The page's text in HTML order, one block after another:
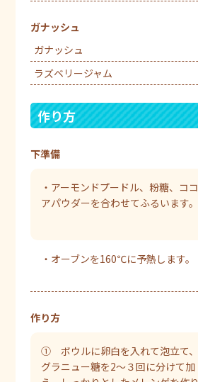
ガナッシュ
ガナッシュ
ラズベリージャム
作り方
下準備
・アーモンドプードル、粉糖、ココ
アパウダーを合わせてふるいます。
・オーブンを160℃に予熱します。
作り方
① ボウルに卵白を入れて泡立て、
グラニュー糖を2～３回に分けて加